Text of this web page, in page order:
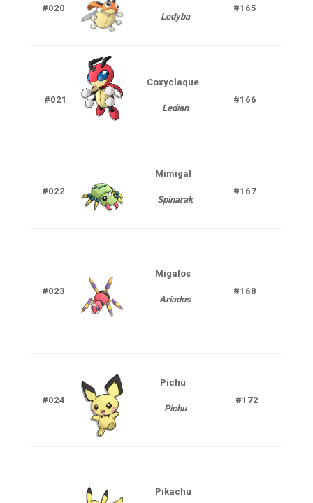
#020
Ledyba
#165
#021
Coxyclaque
Ledian
#166
#022
Mimigal
Spinarak
#167
#023
Migalos
Ariados
#168
#024
Pichu
Pichu
#172
Pikachu